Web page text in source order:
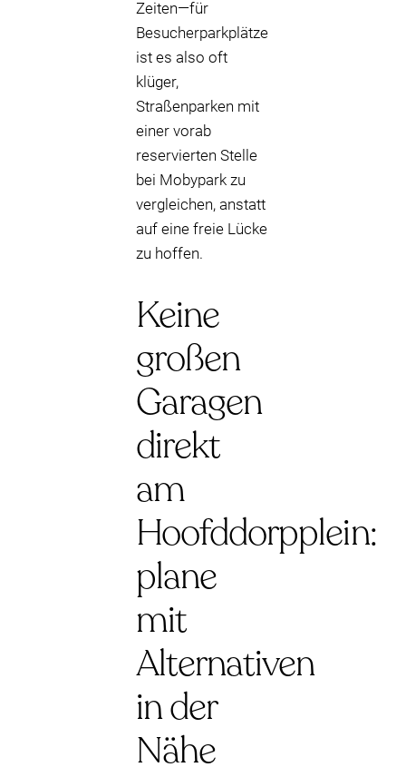
Zeiten—für
Besucherparkplätze
ist es also oft
klüger,
Straßenparken mit
einer vorab
reservierten Stelle
bei Mobypark zu
vergleichen, anstatt
auf eine freie Lücke
zu hoffen.
Keine
großen
Garagen
direkt
am
Hoofddorpplein:
plane
mit
Alternativen
in der
Nähe